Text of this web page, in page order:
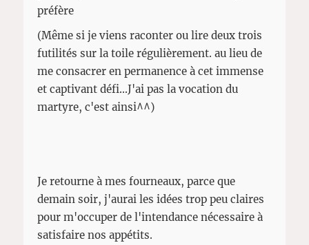
préfère
(Même si je viens raconter ou lire deux trois
futilités sur la toile régulièrement. au lieu de
me consacrer en permanence à cet immense
et captivant défi...J'ai pas la vocation du
martyre, c'est ainsi^^)
Je retourne à mes fourneaux, parce que
demain soir, j'aurai les idées trop peu claires
pour m'occuper de l'intendance nécessaire à
satisfaire nos appétits.